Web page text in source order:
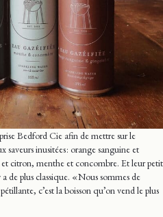
Bedford Cie afin de mettre sur le
saveurs inusitées : orange sanguine et
citron, menthe et concombre. Et leur petit
de plus classique. « Nous sommes de
c’est la boisson qu’on vend le plus